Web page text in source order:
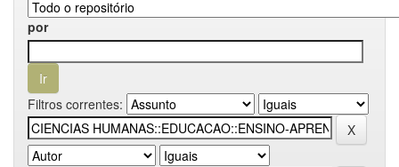
por
Filtros correntes: